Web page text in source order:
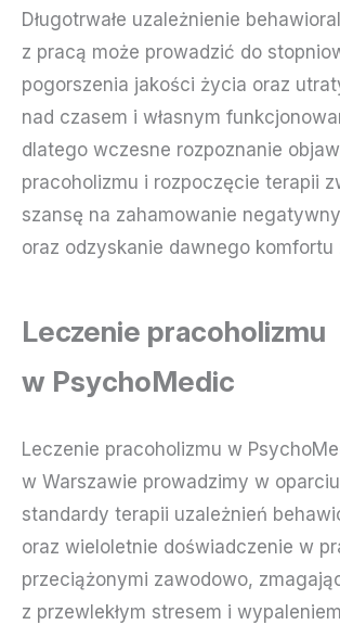
Długotrwałe uzależnienie
z pracą może prowadzić do
pogorszenia jakości życia oraz
nad czasem i własnym
dlatego wczesne rozpoznanie
pracoholizmu i rozpoczęcie terapii
szansę na zahamowanie
oraz odzyskanie dawnego komfortu
Leczenie pracoholizmu
w PsychoMedic
Leczenie pracoholizmu w
w Warszawie prowadzimy w
standardy terapii uzależnień
oraz wieloletnie doświadczenie w
przeciążonymi zawodowo,
z przewlekłym stresem i